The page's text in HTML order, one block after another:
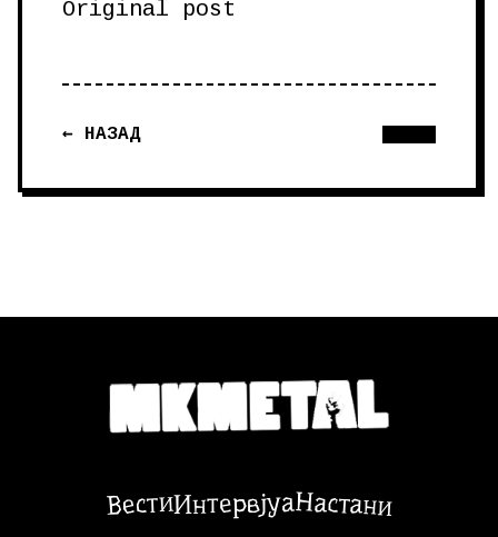
Original post
← НАЗАД
ВестиИнтервјуаНастани